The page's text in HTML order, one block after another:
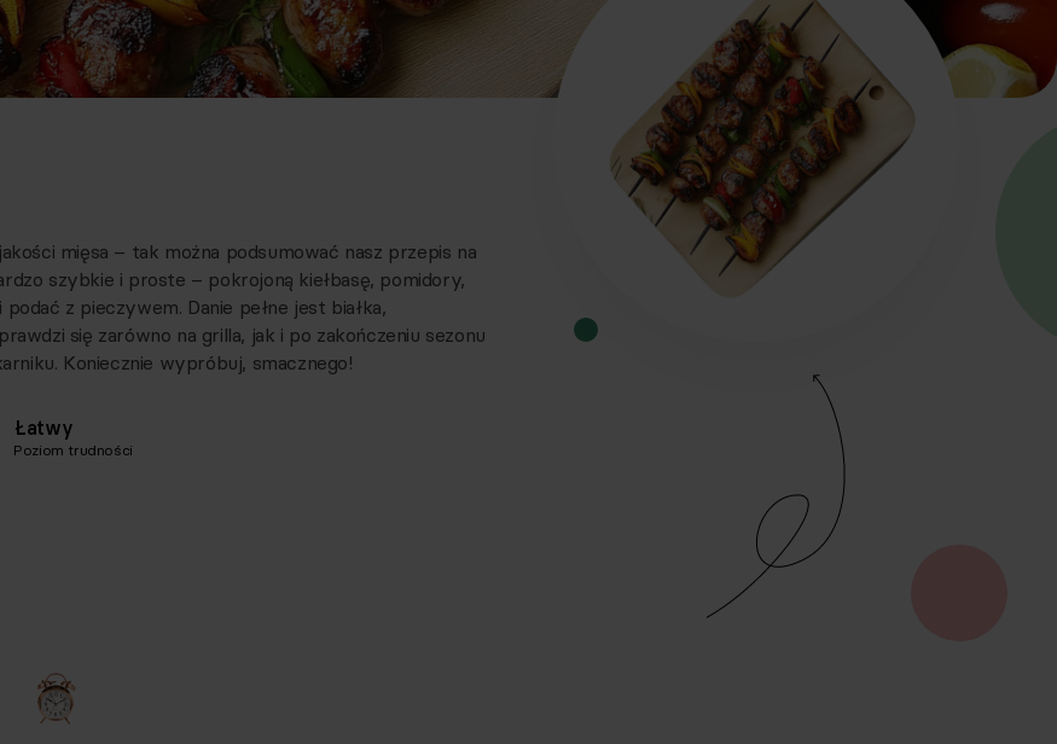
mięsa – tak można podsumować nasz przepis na
szybkie i proste – pokrojoną kiełbasę, pomidory,
z pieczywem. Danie pełne jest białka,
się zarówno na grilla, jak i po zakończeniu sezonu
Koniecznie wypróbuj, smacznego!
Łatwy
Poziom trudności